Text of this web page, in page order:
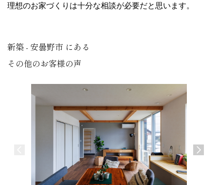
理想のお家づくりは十分な相談が必要だと思います。
新築 - 安曇野市 にある
その他のお客様の声